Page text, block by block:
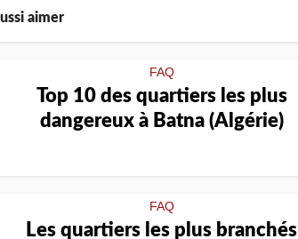
aimer
FAQ
Top 10 des quartiers les plus
dangereux à Batna (Algérie)
FAQ
Les quartiers les plus branchés